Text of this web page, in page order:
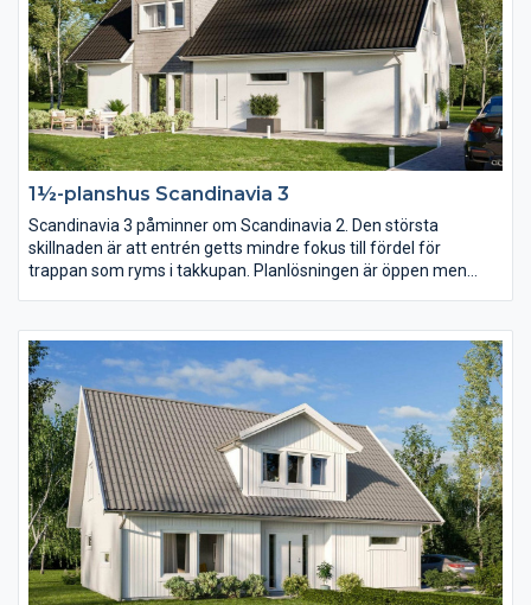
1½-planshus Scandinavia 3
Scandinavia 3 påminner om Scandinavia 2. Den största
skillnaden är att entrén getts mindre fokus till fördel för
trappan som ryms i takkupan. Planlösningen är öppen men
så stor.